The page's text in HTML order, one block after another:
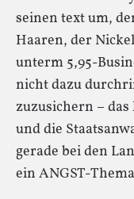
seinen text um,
Haaren, der
unterm 5,95-
nicht dazu
zuzusichern –
und die
gerade bei den
ein ANGST-